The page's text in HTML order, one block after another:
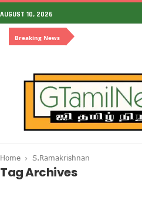
AUGUST 10, 2026
Breaking News
Home S.Ramakrishnan
Tag Archives